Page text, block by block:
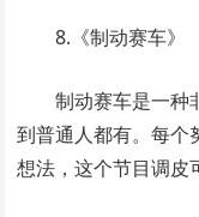
8.《制动赛车》
制动赛车是一种
到普通人都有。每个
想法，这个节目调皮